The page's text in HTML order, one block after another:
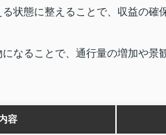
状態に整えることで、収益の確
なることで、通行量の増加や景
容